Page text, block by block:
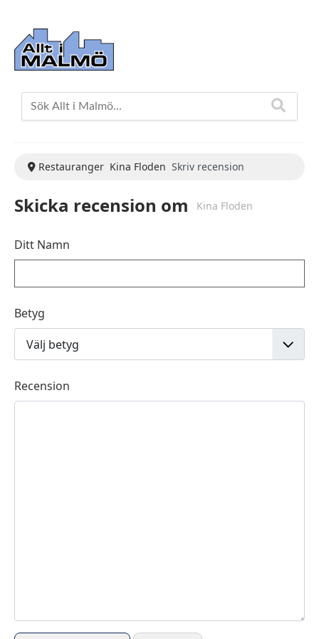
Restauranger Kina Floden Skriv recension
Skicka recension om Kina Floden
Ditt Namn
Betyg
Recension